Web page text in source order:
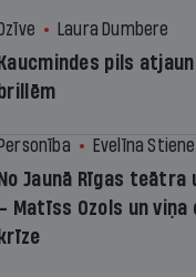
Dzīve Laura Dumbere
Kaucmindes pils
brillēm
Personība Evelīna
No Jaunā Rīgas teātra
Matīss Ozols un
krīze